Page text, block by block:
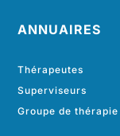
ANNUAIRES
Thérapeutes
Superviseurs
Groupe de thérapie